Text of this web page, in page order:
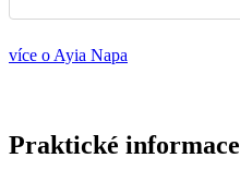
více o Ayia Napa
Praktické informace